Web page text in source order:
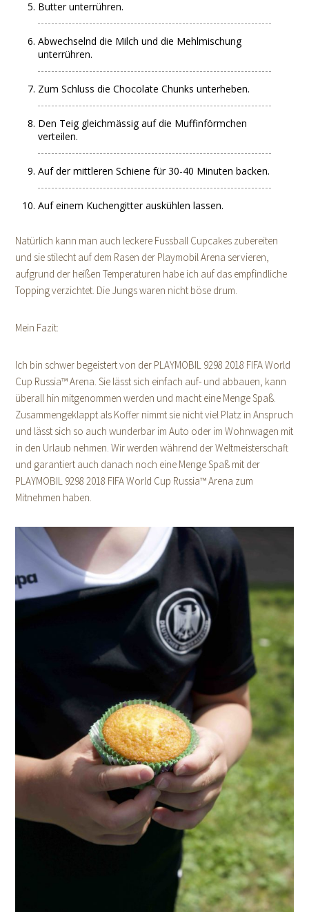
Butter unterrühren.
Abwechselnd die Milch und die Mehlmischung
unterrühren.
Zum Schluss die Chocolate Chunks unterheben.
Den Teig gleichmässig auf die Muffinförmchen
verteilen.
Auf der mittleren Schiene für 30-40 Minuten backen.
Auf einem Kuchengitter auskühlen lassen.
Natürlich kann man auch leckere Fussball Cupcakes zubereiten
und sie stilecht auf dem Rasen der Playmobil Arena servieren,
aufgrund der heißen Temperaturen habe ich auf das empfindliche
Topping verzichtet. Die Jungs waren nicht böse drum.
Mein Fazit:
Ich bin schwer begeistert von der PLAYMOBIL 9298 2018 FIFA World
Cup Russia™ Arena. Sie lässt sich einfach auf- und abbauen, kann
überall hin mitgenommen werden und macht eine Menge Spaß.
Zusammengeklappt als Koffer nimmt sie nicht viel Platz in Anspruch
und lässt sich so auch wunderbar im Auto oder im Wohnwagen mit
in den Urlaub nehmen. Wir werden während der Weltmeisterschaft
und garantiert auch danach noch eine Menge Spaß mit der
PLAYMOBIL 9298 2018 FIFA World Cup Russia™ Arena zum
Mitnehmen haben.